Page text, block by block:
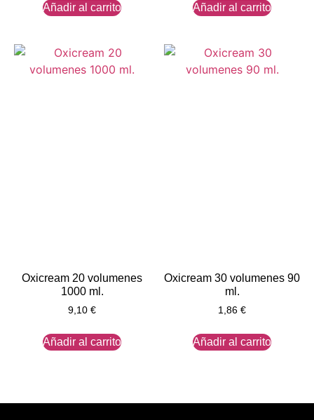
Añadir al carrito Añadir al carrito
Oxicream 20 volumenes
1000 ml.
9,10 €
Añadir al carrito
Oxicream 30 volumenes 90
ml.
1,86 €
Añadir al carrito